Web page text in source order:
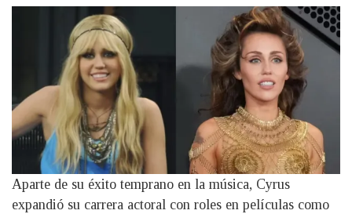
Aparte de su éxito temprano en la música, Cyrus
expandió su carrera actoral con roles en películas como